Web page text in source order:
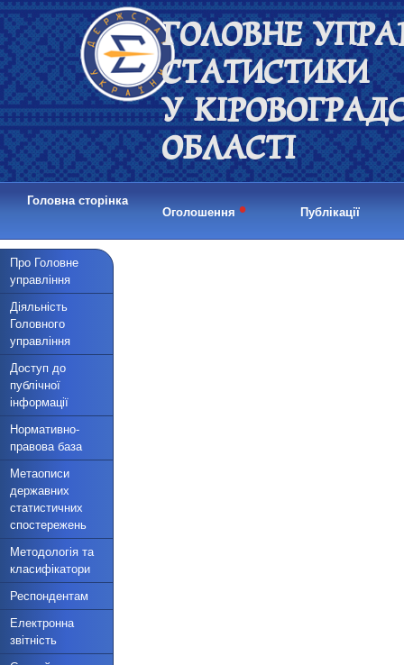
ГОЛОВНЕ
СТАТИСТИКИ
У
ОБЛАСТІ
Головна сторінка
Оголошення • Публікації
Про Головне
управління
Діяльність
Головного
управління
Доступ до
публічної
інформації
Нормативно-
правова база
Метаописи
державних
статистичних
спостережень
Методологія та
класифікатори
Респондентам
Електронна
звітність